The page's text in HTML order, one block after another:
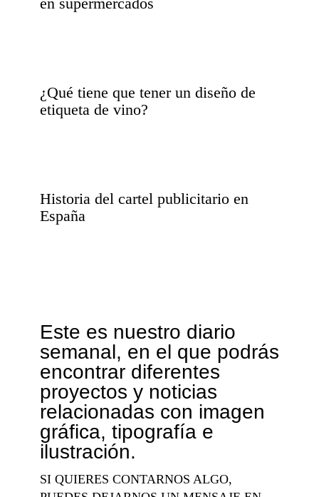
¿Qué tiene que tener un diseño de
etiqueta de vino?
Historia del cartel publicitario en
España
Este es nuestro diario
semanal, en el que podrás
encontrar diferentes
proyectos y noticias
relacionadas con imagen
gráfica, tipografía e
ilustración.
SI QUIERES CONTARNOS ALGO,